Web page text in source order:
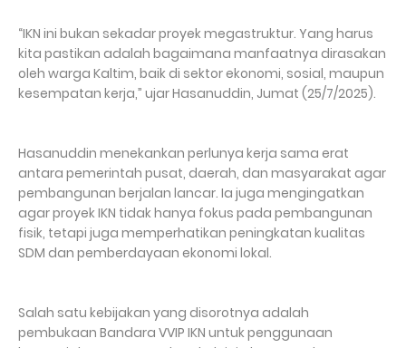
“IKN ini bukan sekadar proyek megastruktur. Yang harus
kita pastikan adalah bagaimana manfaatnya dirasakan
oleh warga Kaltim, baik di sektor ekonomi, sosial, maupun
kesempatan kerja,” ujar Hasanuddin, Jumat (25/7/2025).
Hasanuddin menekankan perlunya kerja sama erat
antara pemerintah pusat, daerah, dan masyarakat agar
pembangunan berjalan lancar. Ia juga mengingatkan
agar proyek IKN tidak hanya fokus pada pembangunan
fisik, tetapi juga memperhatikan peningkatan kualitas
SDM dan pemberdayaan ekonomi lokal.
Salah satu kebijakan yang disorotnya adalah
pembukaan Bandara VVIP IKN untuk penggunaan